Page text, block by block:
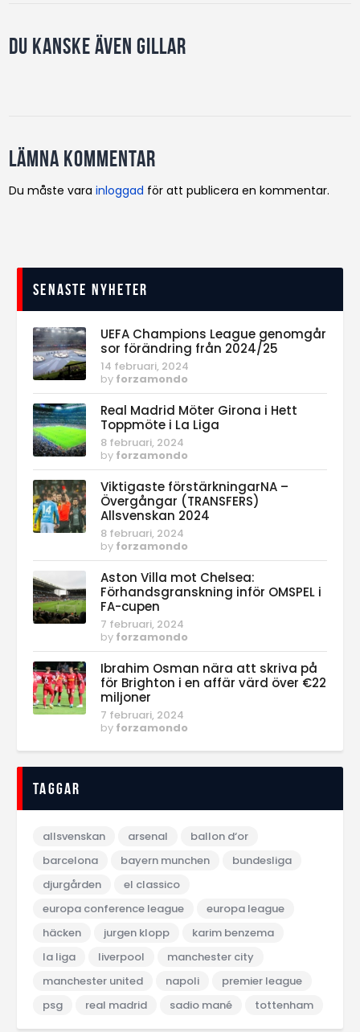
Du kanske även gillar
Lämna kommentar
Du måste varainloggad för att publicera en kommentar.
Senaste nyheter
UEFA Champions League genomgår
sor förändring från 2024/25
14 februari, 2024
by forzamondo
Real Madrid Möter Girona i Hett
Toppmöte i La Liga
8 februari, 2024
by forzamondo
Viktigaste förstärkningarNA –
Övergångar (TRANSFERS)
Allsvenskan 2024
8 februari, 2024
by forzamondo
Aston Villa mot Chelsea:
Förhandsgranskning inför OMSPEL i
FA-cupen
7 februari, 2024
by forzamondo
Ibrahim Osman nära att skriva på
för Brighton i en affär värd över €22
miljoner
7 februari, 2024
by forzamondo
Taggar
allsvenskan arsenal
ballon d‘or
barcelona
bayern munchen
bundesliga
djurgården
el classico
europa conference league
europa league
häcken
jurgen klopp
karim benzema
la liga
liverpool
manchester city
manchester united
napoli
premier league
psg
real madrid sadio mané tottenham